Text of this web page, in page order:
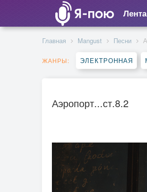
Лента
Главная Mangust Песни
ЖАНРЫ: ЭЛЕКТРОННАЯ
Аэропорт...ст.8.2